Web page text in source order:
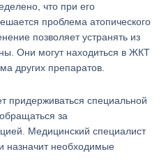
что при его
проблема атопического
позволяет устранять из
Они могут находиться в ЖКТ
других препаратов.
придерживаться специальной
за
Медицинский специалист
назначит необходимые